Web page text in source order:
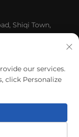
Shiqi Town,
Alle
our services.
click Personalize